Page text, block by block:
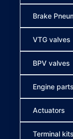
Brake
VTG valves
BPV valves
Engine parts
Actuators
Terminal kits